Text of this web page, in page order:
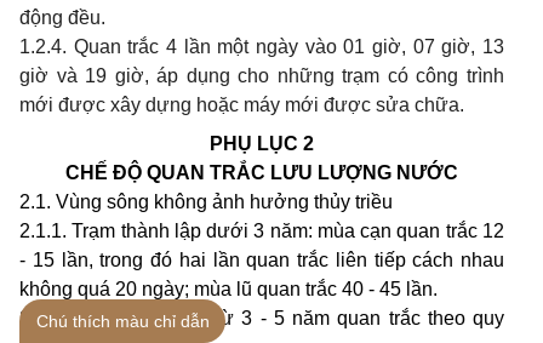
động đều.
1.2.4. Quan trắc 4 lần một ngày vào 01 giờ, 07 giờ, 13
giờ và 19 giờ, áp dụng cho những trạm có công trình
mới được xây dựng hoặc máy mới được sửa chữa.
PHỤ LỤC 2
CHẾ ĐỘ QUAN TRẮC LƯU LƯỢNG NƯỚC
2.1. Vùng sông không ảnh hưởng thủy triều
2.1.1. Trạm thành lập dưới 3 năm: mùa cạn quan trắc 12
- 15 lần, trong đó hai lần quan trắc liên tiếp cách nhau
không quá 20 ngày; mùa lũ quan trắc 40 - 45 lần.
2.1.2. Trạm thành lập từ 3 - 5 năm quan trắc theo quy
Chú thích màu chỉ dẫn